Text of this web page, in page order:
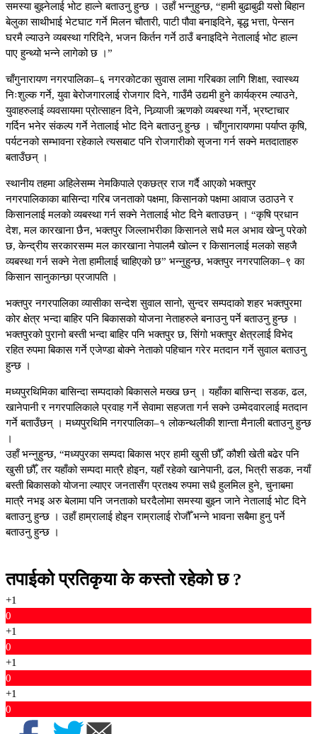
समस्या बुझ्नेलाई भोट हाल्ने बताउनु हुन्छ । उहाँ भन्नुहुन्छ, “हामी बुढाबुढी यसो बिहान
बेलुका साथीभाई भेटघाट गर्ने मिलन चौतारी, पाटी पौवा बनाइदिने, बृद्ध भत्ता, पेन्सन
घरमै ल्याउने व्यबस्था गरिदिने, भजन किर्तन गर्ने ठाउँ बनाइदिने नेतालाई भोट हाल्न
पाए हुन्थ्यो भन्ने लागेको छ ।”
चाँगुनारायण नगरपालिका–६ नगरकोटका सुवास लामा गरिबका लागि शिक्षा, स्वास्थ्य
निःशुल्क गर्ने, युवा बेरोजगारलाई रोजगार दिने, गाउँमै उद्यमी हुने कार्यक्रम ल्याउने,
युवाहरुलाई व्यवसायमा प्रोत्साहन दिने, निव्र्याजी ऋणको व्यबस्था गर्ने, भ्रष्टाचार
गर्दिन भनेर संकल्प गर्ने नेतालाई भोट दिने बताउनु हुन्छ । चाँगुनारायणमा पर्याप्त कृषि,
पर्यटनको सम्भावना रहेकाले त्यसबाट पनि रोजगारीको सृजना गर्न सक्ने मतदाताहरु
बताउँछन् ।
स्थानीय तहमा अहिलेसम्म नेमकिपाले एकछत्र राज गर्दै आएको भक्तपुर
नगरपालिकाका बासिन्दा गरिब जनताको पक्षमा, किसानको पक्षमा आवाज उठाउने र
किसानलाई मलको व्यबस्था गर्न सक्ने नेतालाई भोट दिने बताउछन् । “कृषि प्रधान
देश, मल कारखाना छैन, भक्तपुर जिल्लाभरीका किसानले सधै मल अभाव खेप्नु परेको
छ, केन्द्रीय सरकारसम्म मल कारखाना नेपालमै खोल्न र किसानलाई मलको सहजै
व्यबस्था गर्न सक्ने नेता हामीलाई चाहिएको छ” भन्नुहुन्छ, भक्तपुर नगरपालिका–९ का
किसान सानुकान्छा प्रजापति ।
भक्तपुर नगरपालिका व्यासीका सन्देश सुवाल सानो, सुन्दर सम्पदाको शहर भक्तपुरमा
कोर क्षेत्र भन्दा बाहिर पनि बिकासको योजना नेताहरुले बनाउनु पर्ने बताउनु हुन्छ ।
भक्तपुरको पुरानो बस्ती भन्दा बाहिर पनि भक्तपुर छ, सिंगो भक्तपुर क्षेत्रलाई विभेद
रहित रुपमा बिकास गर्ने एजेण्डा बोक्ने नेताको पहिचान गरेर मतदान गर्ने सुवाल बताउनु
हुन्छ ।
मध्यपुरथिमिका बासिन्दा सम्पदाको बिकासले मख्ख छन् । यहाँका बासिन्दा सडक, ढल,
खानेपानी र नगरपालिकाले प्रवाह गर्ने सेवामा सहजता गर्न सक्ने उम्मेदवारलाई मतदान
गर्ने बताउँछन् । मध्यपुरथिमि नगरपालिका–१ लोकन्थलीकी शान्ता मैनाली बताउनु हुन्छ
।
उहाँ भन्नुहुन्छ, “मध्यपुरका सम्पदा बिकास भएर हामी खुसी छौँ, कौशी खेती बढेर पनि
खुसी छौँ, तर यहाँको सम्पदा मात्रै होइन, यहाँ रहेको खानेपानी, ढल, भित्री सडक, नयाँ
बस्ती बिकासको योजना ल्याएर जनतासँग प्रतक्ष्य रुपमा सधै हुलमिल हुने, चुनाबमा
मात्रै नभइ अरु बेलामा पनि जनताको घरदैलोमा समस्या बुझ्न जाने नेतालाई भोट दिने
बताउनु हुन्छ । उहाँ हाम्रालाई होइन राम्रालाई रोजौँ भन्ने भावना सबैमा हुनु पर्ने
बताउनु हुन्छ ।
तपाईको प्रतिकृया के कस्तो रहेको छ ?
+1
0
+1
0
+1
0
+1
0